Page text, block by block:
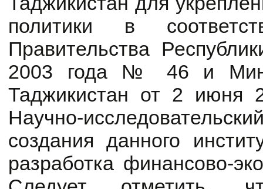
политики в
Правительства
2003 года № 46 и
Таджикистан от 2
Научно-
создания данного
разработка финансово-